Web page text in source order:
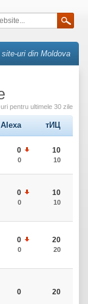
site-uri din Moldova
pentru ultimele 30 zile
Alexa тИЦ
0
0
10
10
0
0
10
10
0
0
20
20
0 20